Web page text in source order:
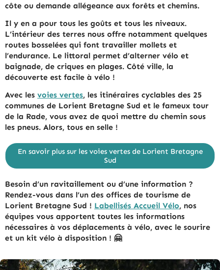
côte ou demande allégeance aux forêts et chemins.
Il y en a pour tous les goûts et tous les niveaux.
L’intérieur des terres nous offre notamment quelques
routes bosselées qui font travailler mollets et
l’endurance. Le littoral permet d’alterner vélo et
baignade, de criques en plages. Côté ville, la
découverte est facile à vélo !
Avec les voies vertes, les itinéraires cyclables des 25
communes de Lorient Bretagne Sud et le fameux tour
de la Rade, vous avez de quoi mettre du chemin sous
les pneus. Alors, tous en selle !
En savoir plus sur les voies vertes de Lorient Bretagne
Sud
Besoin d’un ravitaillement ou d’une information ?
Rendez-vous dans l’un des offices de tourisme de
Lorient Bretagne Sud ! Labellisés Accueil Vélo, nos
équipes vous apportent toutes les informations
nécessaires à vos déplacements à vélo, avec le sourire
et un kit vélo à disposition ! 🤗